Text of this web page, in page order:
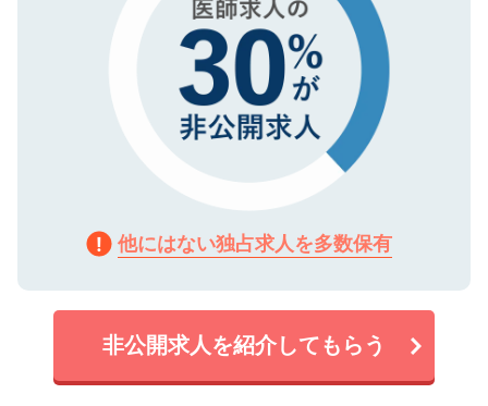
他にはない独占求人を多数保有
非公開求人を紹介してもらう